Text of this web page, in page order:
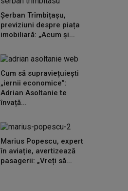
Șerban Trîmbițașu,
previziuni despre piața
imobiliară: „Acum și...
Cum să supraviețuiești
„iernii economice”:
Adrian Asoltanie te
învață...
Marius Popescu, expert
în aviație, avertizează
pasagerii: „Vreți să...